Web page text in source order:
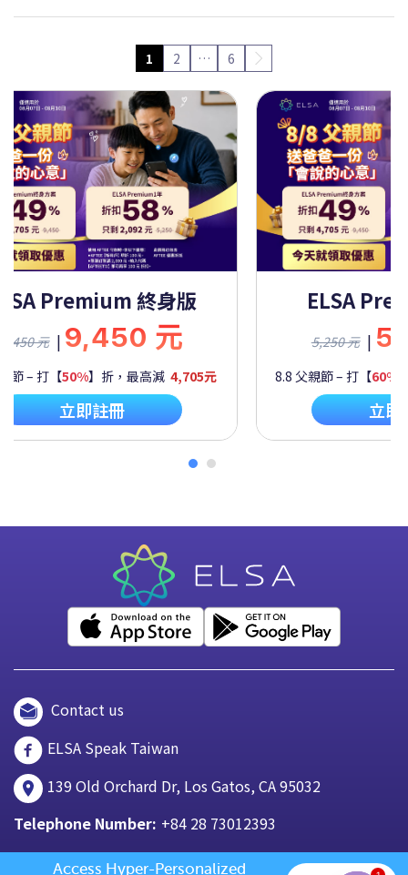
1 2 … 6
ELSA Premium 一年
5,250 元 |5,250 元
8.8 父親節 – 打【 60% 】折，最高減2,092元
立即註冊
ELSA
9,450 元
8.8 父親節 – 打【
Contact us
ELSA Speak Taiwan
139 Old Orchard Dr, Los Gatos, CA 95032
Telephone Number: +84 28 73012393
Access Hyper-Personalized